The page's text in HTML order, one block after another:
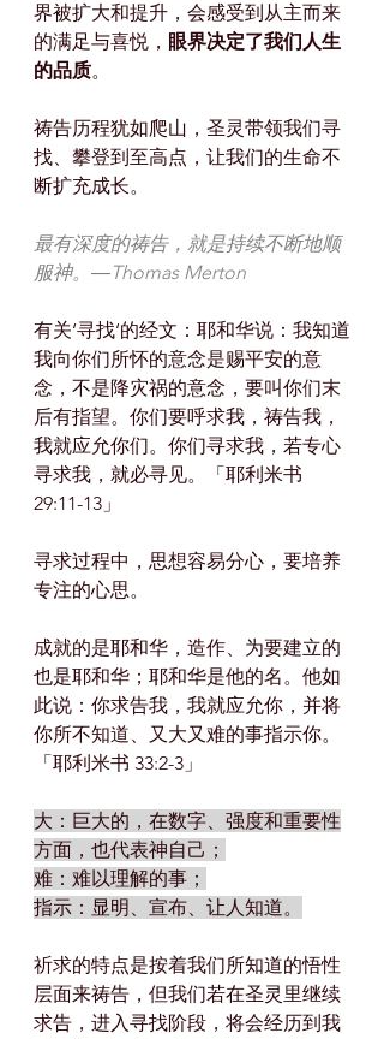
界被扩大和提升，会感受到从主而来
的满足与喜悦， 眼界决定了我们人生
的品质。
祷告历程犹如爬山，圣灵带领我们寻
找、攀登到至高点，让我们的生命不
断扩充成长。
最有深度的祷告，就是持续不断地顺
服神。―Thomas Merton
有关‘寻找‘的经文：耶和华说：我知道
我向你们所怀的意念是赐平安的意
念，不是降灾祸的意念，要叫你们末
后有指望。你们要呼求我，祷告我，
我就应允你们。你们寻求我，若专心
寻求我，就必寻见。「耶利米书
29:11-13」
寻求过程中，思想容易分心，要培养
专注的心思。
成就的是耶和华，造作、为要建立的
也是耶和华；耶和华是他的名。他如
此说：你求告我，我就应允你，并将
你所不知道、又大又难的事指示你。
「耶利米书 33:2-3」
大：巨大的，在数字、强度和重要性
方面，也代表神自己；
难：难以理解的事；
指示：显明、宣布、让人知道。
祈求的特点是按着我们所知道的悟性
层面来祷告，但我们若在圣灵里继续
求告，进入寻找阶段，将会经历到我